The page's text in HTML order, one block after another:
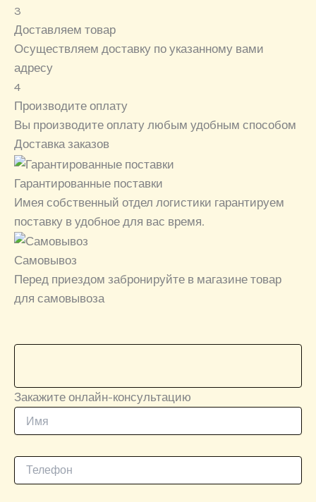
3
Доставляем товар
Осуществляем доставку по указанному вами
адресу
4
Производите оплату
Вы производите оплату любым удобным способом
Доставка заказов
Гарантированные поставки
Имея собственный отдел логистики гарантируем
поставку в удобное для вас время.
Самовывоз
Перед приездом забронируйте в магазине товар
для самовывоза
Закажите онлайн-консультацию